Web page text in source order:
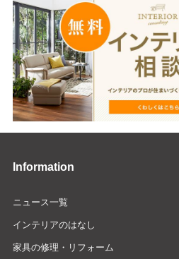
Information
ニュース一覧
インテリアのはなし
家具の修理・リフォーム